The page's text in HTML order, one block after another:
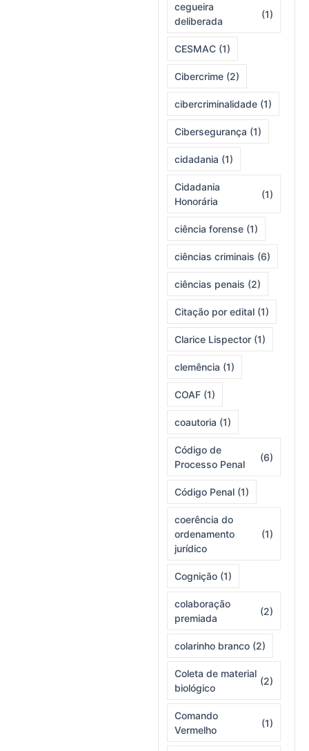
cegueira
deliberada
(1)
CESMAC (1)
Cibercrime (2)
cibercriminalidade (1)
Cibersegurança (1)
cidadania (1)
Cidadania
Honorária
(1)
ciência forense (1)
ciências criminais (6)
ciências penais (2)
Citação por edital (1)
Clarice Lispector (1)
clemência (1)
COAF (1)
coautoria (1)
Código de
Processo Penal
(6)
Código Penal (1)
coerência do
ordenamento
jurídico
(1)
Cognição (1)
colaboração
premiada
(2)
colarinho branco (2)
Coleta de material
biológico
(2)
Comando
Vermelho
(1)